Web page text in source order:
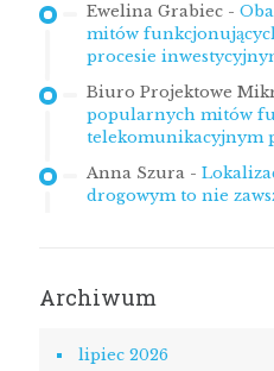
Ewelina Grabiec -
mitów
procesie
Biuro Projektowe
popularnych mitów
telekomunikacyjnym
Anna Szura -
drogowym to nie
Archiwum
lipiec 2026